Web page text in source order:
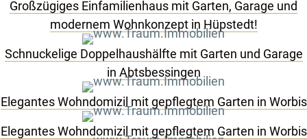
Großzügiges Einfamilienhaus mit Garten, Garage und
modernem Wohnkonzept in Hüpstedt!
Schnuckelige Doppelhaushälfte mit Garten und Garage
in Abtsbessingen
Elegantes Wohndomizil mit gepflegtem Garten in Worbis
Elegantes Wohndomizil mit gepflegtem Garten in Worbis